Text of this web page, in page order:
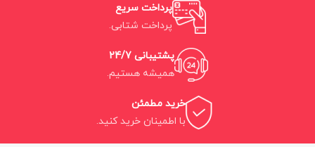
پرداخت سریع
پرداخت شتابی.
پشتیبانی 24/7
همیشه هستیم.
خرید مطمئن
با اطمینان خرید کنید.